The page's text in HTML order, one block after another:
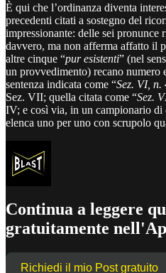
È qui che l’ordinanza diventa
precedenti citati a sostegno del
impressionante: delle sei pronunce
davvero, ma non afferma affatto il
altre cinque “pur esistenti” (nel
un provvedimento) recano numero
sentenza indicata come “Sez. VI, n.
Sez. VII; quella citata come “Sez.
IV; e così via, in un campionario di
elenca uno per uno con scrupolo
Continua a leggere
gratuitamente
Richiedi il mio Post gratuito